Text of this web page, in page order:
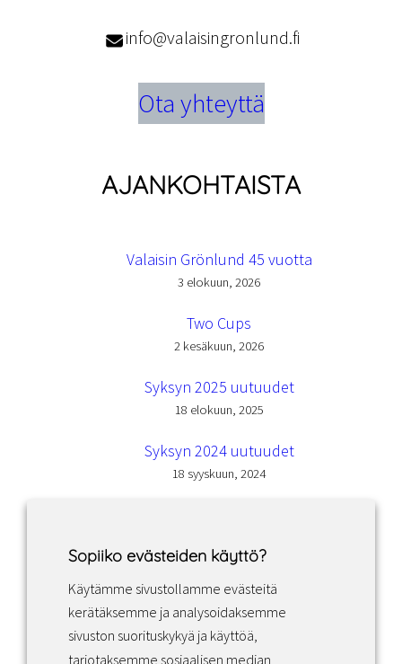
info@valaisingronlund.fi
Ota yhteyttä
AJANKOHTAISTA
Valaisin Grönlund 45 vuotta
3 elokuun, 2026
Two Cups
2 kesäkuun, 2026
Syksyn 2025 uutuudet
18 elokuun, 2025
Syksyn 2024 uutuudet
18 syyskuun, 2024
Facebook Instagram LinkedIn
Sopiiko evästeiden käyttö?
Käytämme sivustollamme evästeitä
kerätäksemme ja analysoidaksemme
sivuston suorituskykyä ja käyttöä,
tarjotaksemme sosiaalisen median